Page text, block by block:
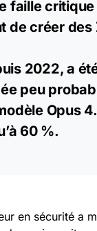
faille
de créer des
2022, a
peu
Opus
60 %.
en sécurité a